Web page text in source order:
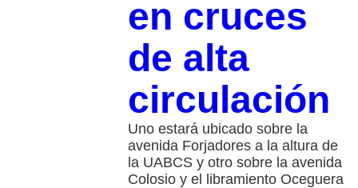
en cruces
de alta
circulación
Uno estará ubicado sobre la
avenida Forjadores a la altura de
la UABCS y otro sobre la avenida
Colosio y el libramiento Oceguera